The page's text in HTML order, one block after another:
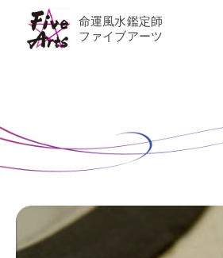
命運風水鑑定師
ファイブアーツ